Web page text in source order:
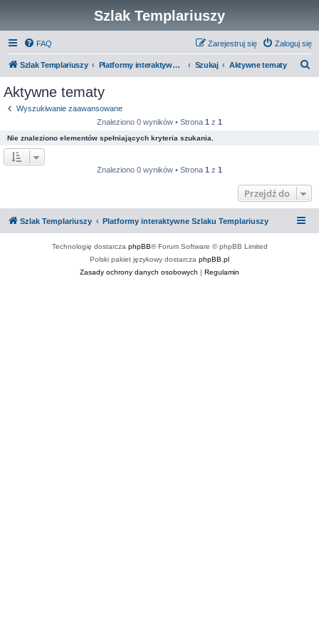
Szlak Templariuszy
FAQ Zaloguj się
Zarejestruj się
Szlak Templariuszy Platformy interaktywne Szlaku Templariuszy Szukaj Aktywne tematy
Aktywne tematy
Wyszukiwanie zaawansowane
Znaleziono 0 wyników • Strona 1 z 1
Nie znaleziono elementów spełniających kryteria szukania.
Znaleziono 0 wyników • Strona 1 z 1
Przejdź do
Szlak Templariuszy Platformy interaktywne Szlaku Templariuszy
Technologię dostarcza phpBB® Forum Software © phpBB Limited
Polski pakiet językowy dostarcza phpBB.pl
Zasady ochrony danych osobowych | Regulamin